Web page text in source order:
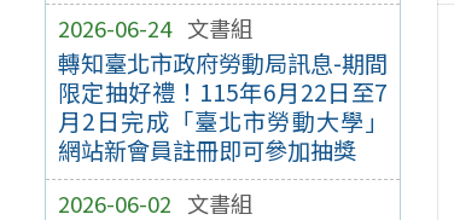
2026-06-24 文書組
轉知臺北市政府勞動局訊息-期間
限定抽好禮！115年6月22日至7
月2日完成「臺北市勞動大學」
網站新會員註冊即可參加抽獎
2026-06-02 文書組